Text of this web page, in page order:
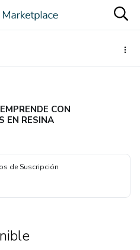
CON
EN RESINA
de Suscripción